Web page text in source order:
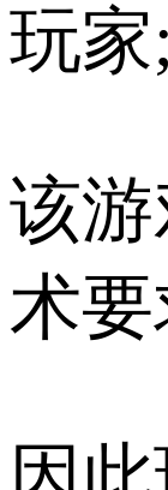
玩家;
该
术